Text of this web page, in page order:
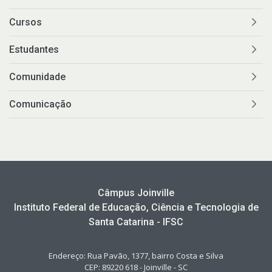
Cursos
Estudantes
Comunidade
Comunicação
Câmpus Joinville
Instituto Federal de Educação, Ciência e Tecnologia de
Santa Catarina - IFSC
Endereço: Rua Pavão, 1377, bairro Costa e Silva
CEP: 89220 618 - Joinville - SC